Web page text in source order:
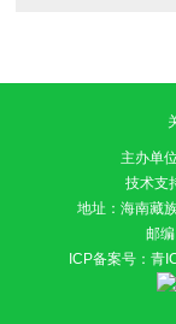
主办单位
技术支
地址：海南藏
邮
ICP备案号： 青